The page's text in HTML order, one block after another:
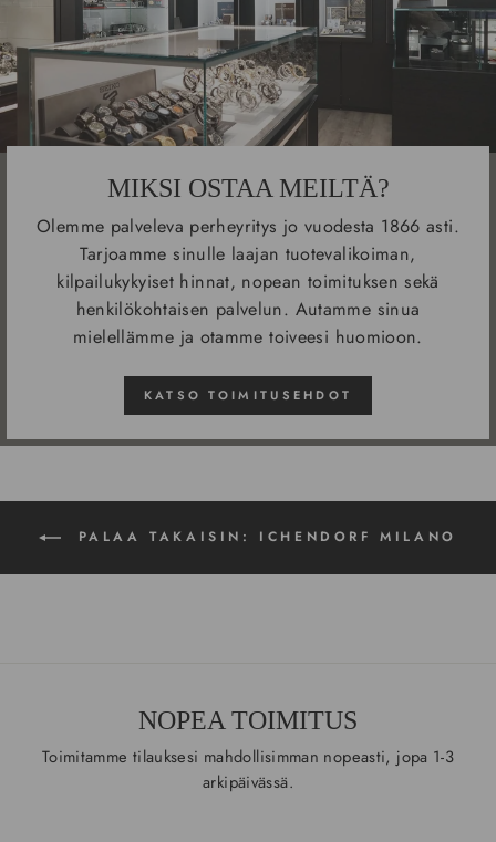
MIKSI OSTAA MEILTÄ?
Olemme palveleva perheyritys jo vuodesta 1866 asti.
Tarjoamme sinulle laajan tuotevalikoiman,
kilpailukykyiset hinnat, nopean toimituksen sekä
henkilökohtaisen palvelun. Autamme sinua
mielellämme ja otamme toiveesi huomioon.
KATSO TOIMITUSEHDOT
PALAA TAKAISIN: ICHENDORF MILANO
NOPEA TOIMITUS
Toimitamme tilauksesi mahdollisimman nopeasti, jopa 1-3
arkipäivässä.